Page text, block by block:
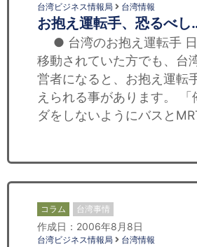
台湾ビジネス情報局 台湾情報
お抱え運転手、恐るべし
● 台湾のお抱え運転手
移動されていた方でも、台
営者になると、お抱え運転
えられる事があります。 「
ダをしないようにバスと
コラム 台湾事情
作成日：2006年8月8日
台湾ビジネス情報局 台湾情報